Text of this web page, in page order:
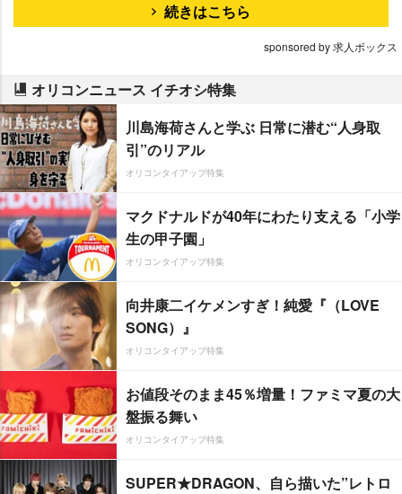
続きはこちら
sponsored by 求人ボックス
オリコンニュース イチオシ特集
川島海荷さんと学ぶ 日常に潜む“人身取
引”のリアル
オリコンタイアップ特集
マクドナルドが40年にわたり支える「小学
生の甲子園」
オリコンタイアップ特集
向井康二イケメンすぎ！純愛『（LOVE
SONG）』
オリコンタイアップ特集
お値段そのまま45％増量！ファミマ夏の大
盤振る舞い
オリコンタイアップ特集
SUPER★DRAGON、自ら描いた”レトロ